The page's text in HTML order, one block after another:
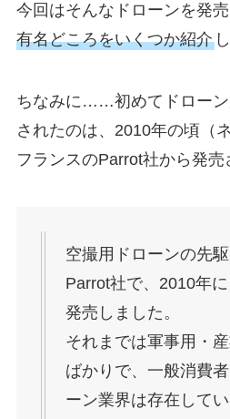
今回はそんなドローンを発
有名どころをいくつか紹介
ちなみに……初めてドローン
されたのは、2010年の頃（
フランスのParrot社から発売
空撮用ドローンの先
Parrot社で、2010年
発売しました。
それまでは軍事用・
ばかりで、一般消費
ーン業界は存在してい